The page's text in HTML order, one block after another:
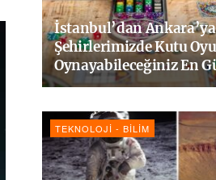
İstanbul’dan
Şehirlerimizde Kutu
Oynayabileceğiniz En
TEKNOLOJI - BILIM